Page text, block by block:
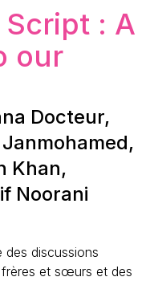
: A
our
Docteur,
,
Khan,
Noorani
des discussions
et sœurs et des